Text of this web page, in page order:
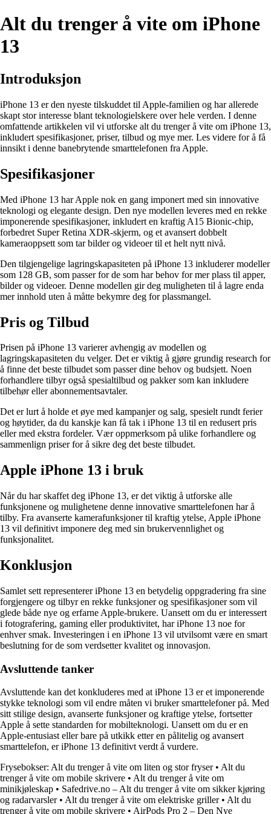
Alt du trenger å vite om iPhone
13
Introduksjon
iPhone 13 er den nyeste tilskuddet til Apple-familien og har allerede
skapt stor interesse blant teknologielskere over hele verden. I denne
omfattende artikkelen vil vi utforske alt du trenger å vite om iPhone 13,
inkludert spesifikasjoner, priser, tilbud og mye mer. Les videre for å få
innsikt i denne banebrytende smarttelefonen fra Apple.
Spesifikasjoner
Med iPhone 13 har Apple nok en gang imponert med sin innovative
teknologi og elegante design. Den nye modellen leveres med en rekke
imponerende spesifikasjoner, inkludert en kraftig A15 Bionic-chip,
forbedret Super Retina XDR-skjerm, og et avansert dobbelt
kameraoppsett som tar bilder og videoer til et helt nytt nivå.
Den tilgjengelige lagringskapasiteten på iPhone 13 inkluderer modeller
som 128 GB, som passer for de som har behov for mer plass til apper,
bilder og videoer. Denne modellen gir deg muligheten til å lagre enda
mer innhold uten å måtte bekymre deg for plassmangel.
Pris og Tilbud
Prisen på iPhone 13 varierer avhengig av modellen og
lagringskapasiteten du velger. Det er viktig å gjøre grundig research for
å finne det beste tilbudet som passer dine behov og budsjett. Noen
forhandlere tilbyr også spesialtilbud og pakker som kan inkludere
tilbehør eller abonnementsavtaler.
Det er lurt å holde et øye med kampanjer og salg, spesielt rundt ferier
og høytider, da du kanskje kan få tak i iPhone 13 til en redusert pris
eller med ekstra fordeler. Vær oppmerksom på ulike forhandlere og
sammenlign priser for å sikre deg det beste tilbudet.
Apple iPhone 13 i bruk
Når du har skaffet deg iPhone 13, er det viktig å utforske alle
funksjonene og mulighetene denne innovative smarttelefonen har å
tilby. Fra avanserte kamerafunksjoner til kraftig ytelse, Apple iPhone
13 vil definitivt imponere deg med sin brukervennlighet og
funksjonalitet.
Konklusjon
Samlet sett representerer iPhone 13 en betydelig oppgradering fra sine
forgjengere og tilbyr en rekke funksjoner og spesifikasjoner som vil
glede både nye og erfarne Apple-brukere. Uansett om du er interessert
i fotografering, gaming eller produktivitet, har iPhone 13 noe for
enhver smak. Investeringen i en iPhone 13 vil utvilsomt være en smart
beslutning for de som verdsetter kvalitet og innovasjon.
Avsluttende tanker
Avsluttende kan det konkluderes med at iPhone 13 er et imponerende
stykke teknologi som vil endre måten vi bruker smarttelefoner på. Med
sitt stilige design, avanserte funksjoner og kraftige ytelse, fortsetter
Apple å sette standarden for mobilteknologi. Uansett om du er en
Apple-entusiast eller bare på utkikk etter en pålitelig og avansert
smarttelefon, er iPhone 13 definitivt verdt å vurdere.
Frysebokser: Alt du trenger å vite om liten og stor fryser• Alt du
trenger å vite om mobile skrivere • Alt du trenger å vite om
minikjøleskap • Safedrive.no – Alt du trenger å vite om sikker kjøring
og radarvarsler• Alt du trenger å vite om elektriske griller• Alt du
trenger å vite om mobile skrivere • AirPods Pro 2 – Den Nye